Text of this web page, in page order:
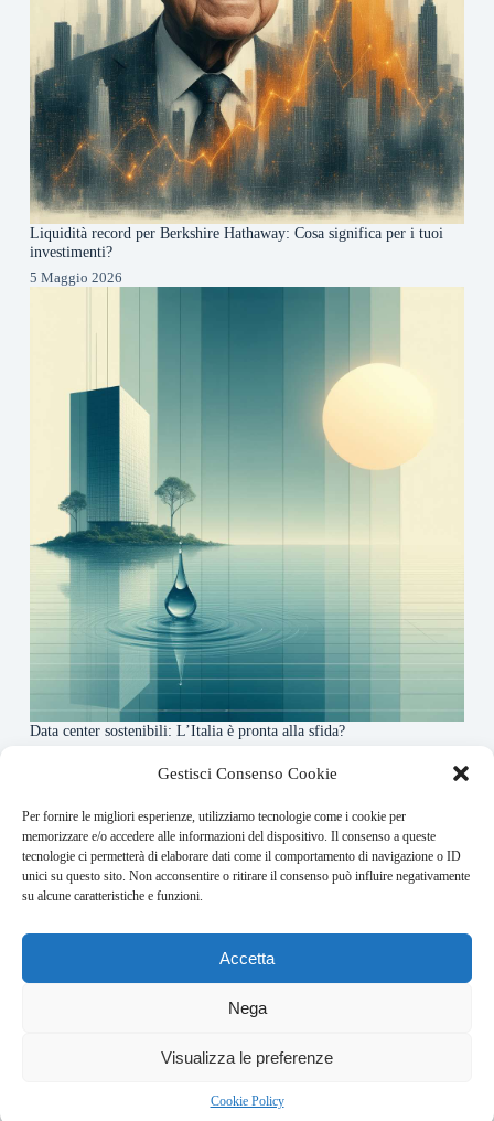
Gestisci Consenso Cookie
Per fornire le migliori esperienze, utilizziamo tecnologie come i cookie per
memorizzare e/o accedere alle informazioni del dispositivo. Il consenso a queste
tecnologie ci permetterà di elaborare dati come il comportamento di navigazione o ID
unici su questo sito. Non acconsentire o ritirare il consenso può influire negativamente
su alcune caratteristiche e funzioni.
Accetta
Nega
Visualizza le preferenze
Cookie Policy
Liquidità record per Berkshire Hathaway: Cosa significa per i tuoi
investimenti?
5 Maggio 2026
Data center sostenibili: L’Italia è pronta alla sfida?
About this website
Finance-Bullet.it ogni giorno trova per te le notizie più
rilevanti in ambito finanziario.
Address:
VIA USODIMARE 3 - 37138 - VERONA (VR)
redazione@bullet-network.com
bullet-network.com
Bullet - Dynamic Solutions Srl P.IVA 02954300238 – REA